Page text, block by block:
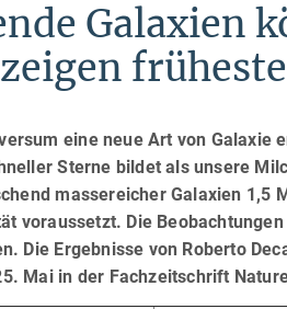
Galaxien
eine neue Art von
Sterne bildet als unsere
massereicher Galaxien 1,5
voraussetzt. Die
Die Ergebnisse von Roberto
Mai in der Fachzeitschrift